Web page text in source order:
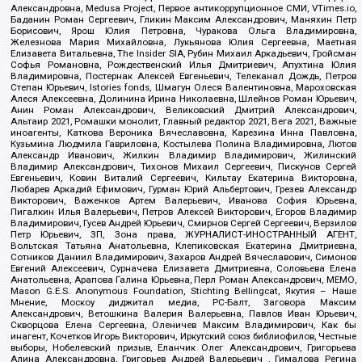
Александровна, Medusa Project, Первое антикоррупционное СМИ, VTimes.io,
Баданин Роман Сергеевич, Гликин Максим Александрович, Маняхин Петр
Борисович, Ярош Юлия Петровна, Чуракова Ольга Владимировна,
Железнова Мария Михайловна, Лукьянова Юлия Сергеевна, Маетная
Елизавета Витальевна, The Insider SIA, Рубин Михаил Аркадьевич, Гройсман
Софья Романовна, Рождественский Илья Дмитриевич, Апухтина Юлия
Владимировна, Постернак Алексей Евгеньевич, Телеканал Дождь, Петров
Степан Юрьевич, Istories fonds, Шмагун Олеся Валентиновна, Мароховская
Алеся Алексеевна, Долинина Ирина Николаевна, Шлейнов Роман Юрьевич,
Анин Роман Александрович, Великовский Дмитрий Александрович,
Альтаир 2021, Ромашки монолит, Главный редактор 2021, Вега 2021, Важные
иноагенты, Каткова Вероника Вячеславовна, Карезина Инна Павловна,
Кузьмина Людмила Гавриловна, Костылева Полина Владимировна, Лютов
Александр Иванович, Жилкин Владимир Владимирович, Жилинский
Владимир Александрович, Тихонов Михаил Сергеевич, Пискунов Сергей
Евгеньевич, Ковин Виталий Сергеевич, Кильтау Екатерина Викторовна,
Любарев Аркадий Ефимович, Гурман Юрий Альбертович, Грезев Александр
Викторович, Важенков Артем Валерьевич, Иванова София Юрьевна,
Пигалкин Илья Валерьевич, Петров Алексей Викторович, Егоров Владимир
Владимирович, Гусев Андрей Юрьевич, Смирнов Сергей Сергеевич, Верзилов
Петр Юрьевич, ЗП, Зона права, ЖУРНАЛИСТ-ИНОСТРАННЫЙ АГЕНТ,
Вольтская Татьяна Анатольевна, Клепиковская Екатерина Дмитриевна,
Сотников Даниил Владимирович, Захаров Андрей Вячеславович, Симонов
Евгений Алексеевич, Сурначева Елизавета Дмитриевна, Соловьева Елена
Анатольевна, Арапова Галина Юрьевна, Перл Роман Александрович, МЕМО,
Mason G.E.S. Anonymous Foundation, Stichting Bellingcat, Якутия – Наше
Мнение, Москоу диджитал медиа, РС-Балт, Заговора Максим
Александрович, Ветошкина Валерия Валерьевна, Павлов Иван Юрьевич,
Скворцова Елена Сергеевна, Оленичев Максим Владимирович, Как бы
инагент, Кочетков Игорь Викторович, Иркутский союз библиофилов, Честные
выборы, Нобелевский призыв, Еланчик Олег Александрович, Григорьева
Алина Александровна, Григорьев Андрей Валерьевич , Гималова Регина